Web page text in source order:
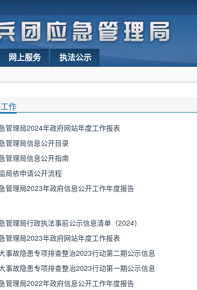
网上服务 执法公示
作
管理局2024年政府网站年度工作报表
管理局信息公开目录
管理局信息公开指南
局依申请公开流程
管理局2023年政府信息公开工作年度报告
管理局行政执法事前公示信息清单（2024）
管理局2023年政府网站年度工作报表
事故隐患专项排查整治2023行动第二期公示信息
事故隐患专项排查整治2023行动第一期公示信息
管理局2022年政府信息公开工作年度报告